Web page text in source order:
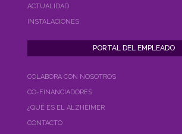
ACTUALIDAD
INSTALACIONES
COLABORA CON NOSOTROS
CO-FINANCIADORES
¿QUÉ ES EL ALZHEIMER
CONTACTO